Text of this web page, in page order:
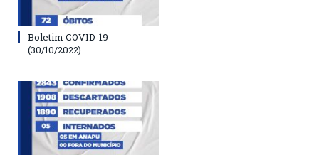
Boletim COVID-19
(30/10/2022)